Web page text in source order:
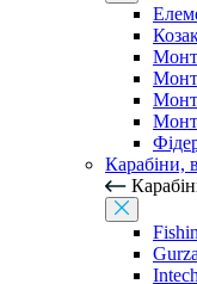
Карабіни,